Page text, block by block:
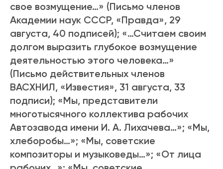
свое возмущение…» (Письмо членов
Академии наук СССР, «Правда», 29
августа, 40 подписей); «…Считаем своим
долгом выразить глубокое возмущение
деятельностью этого человека…»
(Письмо действительных членов
ВАСХНИЛ, «Известия», 31 августа, 33
подписи); «Мы, представители
многотысячного коллектива рабочих
Автозавода имени И. А. Лихачева…»; «Мы,
хлеборобы…»; «Мы, советские
композиторы и музыковеды…»; «От лица